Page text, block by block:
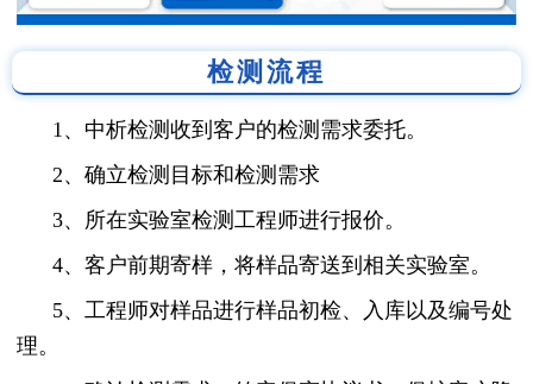
检测流程
1、中析检测收到客户的检测需求委托。
2、确立检测目标和检测需求
3、所在实验室检测工程师进行报价。
4、客户前期寄样，将样品寄送到相关实验室。
5、工程师对样品进行样品初检、入库以及编号处
理。